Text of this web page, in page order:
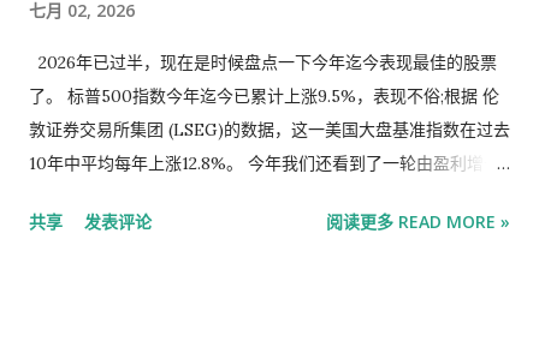
家。 “尽管ETF出现赎回，但整体市场指标依然非常强劲，流动
性并未受到显著影响，” 摩根大通驻上海中国股票策略师张艾琳
表示 。“这是一个积极的信号，表明支撑市场韧性的正是内在
的、自我维持的力量，即便一些投资者想要获利了结。”
从而让日本官方能够在不直接抛售美国国债的情况下支撑日圆。
多年来，各国央行的储备管理者不断积累美国国债和其他美元计
价储备，因为这些工具具有极高的流动性。他们可以抛售美国国
债来支撑本国货币，这正是其具有吸引力的原因之一。 艾肯格林
在《金融时报》(Financial Times)的一篇专栏文章中写道，特朗
撑本国货币，这可能无意中削弱了美国国债作为储备资产的吸引
七月 02, 2026
2026年已过半，现在是时候盘点一下今年迄今表现最佳的股票
了。 标普500指数今年迄今已累计上涨9.5%，表现不俗;根据 伦
敦证券交易所集团 (LSEG)的数据，这一美国大盘基准指数在过去
10年中平均每年上涨12.8%。 今年我们还看到了一轮由盈利增长
调，这些预期被用于计算预期市盈率。 这些盈利增长一直是标普
共享 发表评论 阅读更多 READ MORE »